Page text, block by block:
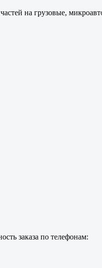
на грузовые,
заказа по телефонам: